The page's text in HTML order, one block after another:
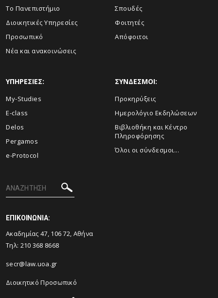
Το Πανεπιστήμιο
Διοικητικές Υπηρεσίες
Προσωπικό
Νέα και ανακοινώσεις
Σπουδές
Φοιτητές
Απόφοιτοι
ΥΠΗΡΕΣΙΕΣ:
My-Studies
E-class
Delos
Pergamos
e-Protocol
ΣΥΝΔΕΣΜΟΙ:
Προκηρύξεις
Ημερολόγιο Εκδηλώσεων
Βιβλιοθήκη και Κέντρο
Πληροφόρησης
Όλοι οι σύνδεσμοι...
ΕΠΙΚΟΙΝΩΝΙΑ:
Ακαδημίας 47, 106 72, Αθήνα
Τηλ: 210 368 8668
secr@law.uoa.gr
Διοικητικό Προσωπικό